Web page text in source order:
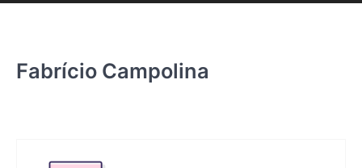
Fabrício Campolina